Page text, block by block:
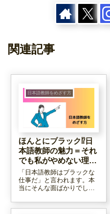
関連記事
日本語教師をめざす方
ほんとにブラック⁉日
本語教師の魅力＝それ
でも私がやめない理由
６つ
「日本語教師はブラックな
仕事だ」と言われます。本
当にそんな面ばかりでしょ
語教育界隈を20年以上離れ